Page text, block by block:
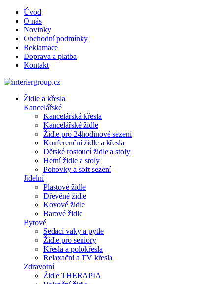
Úvod
O nás
Novinky
Obchodní podmínky
Reklamace
Doprava a platba
Kontakt
Židle a křesla
Kancelářské
Kancelářská křesla
Kancelářské židle
Židle pro 24hodinové sezení
Konferenční židle a křesla
Dětské rostoucí židle a stoly
Herní židle a stoly
Pohovky a soft sezení
Jídelní
Plastové židle
Dřevěné židle
Kovové židle
Barové židle
Bytové
Sedací vaky a pytle
Židle pro seniory
Křesla a polokřesla
Relaxační a TV křesla
Zdravotní
Židle THERAPIA